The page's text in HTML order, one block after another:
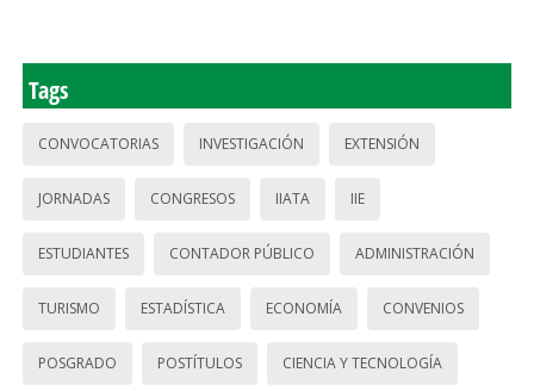
Tags
CONVOCATORIAS INVESTIGACIÓN EXTENSIÓN
JORNADAS CONGRESOS IIATA IIE
ESTUDIANTES CONTADOR PÚBLICO ADMINISTRACIÓN
TURISMO ESTADÍSTICA ECONOMÍA CONVENIOS
POSGRADO POSTÍTULOS CIENCIA Y TECNOLOGÍA